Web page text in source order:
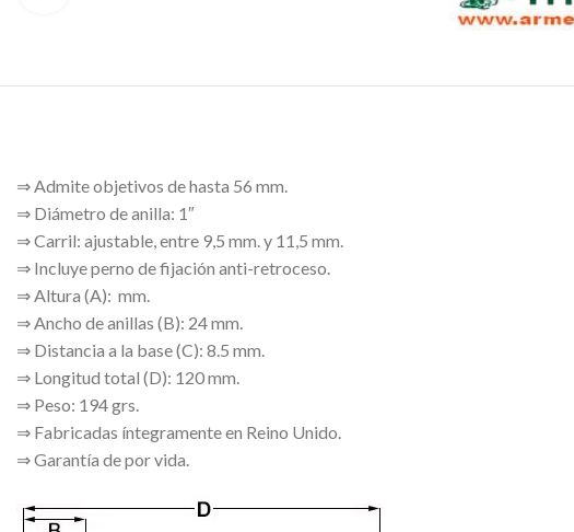
⇒ Admite objetivos de hasta 56 mm.
⇒ Diámetro de anilla: 1″
⇒ Carril: ajustable, entre 9,5 mm. y 11,5 mm.
⇒ Incluye perno de fijación anti-retroceso.
⇒ Altura (A): mm.
⇒ Ancho de anillas (B): 24 mm.
⇒ Distancia a la base (C): 8.5 mm.
⇒ Longitud total (D): 120 mm.
⇒ Peso: 194 grs.
⇒ Fabricadas íntegramente en Reino Unido.
⇒ Garantía de por vida.